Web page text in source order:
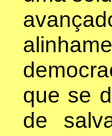
que se
de